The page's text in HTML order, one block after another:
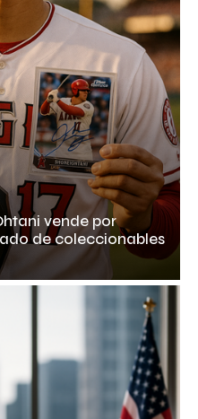
vende por
de coleccionables